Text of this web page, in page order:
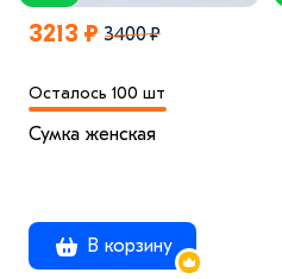
3213 ₽ 3400 ₽
Осталось 100 шт
Сумка женская
В корзину